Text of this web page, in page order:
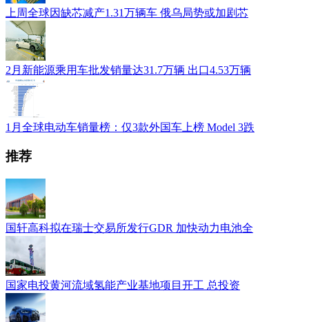
上周全球因缺芯减产1.31万辆车 俄乌局势或加剧芯
2月新能源乘用车批发销量达31.7万辆 出口4.53万辆
1月全球电动车销量榜：仅3款外国车上榜 Model 3跌
推荐
国轩高科拟在瑞士交易所发行GDR 加快动力电池全
国家电投黄河流域氢能产业基地项目开工 总投资